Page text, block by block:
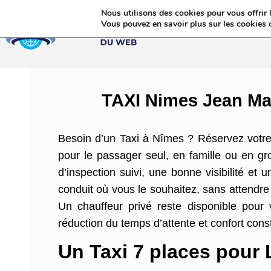
TAXI Nimes Jean
Besoin d’un Taxi à Nîmes ? Réservez
pour le passager seul, en famille ou en
d’inspection suivi, une bonne visibilité et
conduit où vous le souhaitez, sans
Un chauffeur privé reste disponible pour
réduction du temps d’attente et confort
Un Taxi 7 places pour
Nous utilisons des cookies pour vous offrir
Vous pouvez en savoir plus sur les